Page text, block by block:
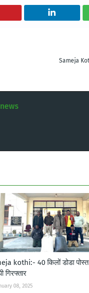
Sameja
kothi:- 40 किलों डोडा पोस्त
गिरफ्तार
08, 2025